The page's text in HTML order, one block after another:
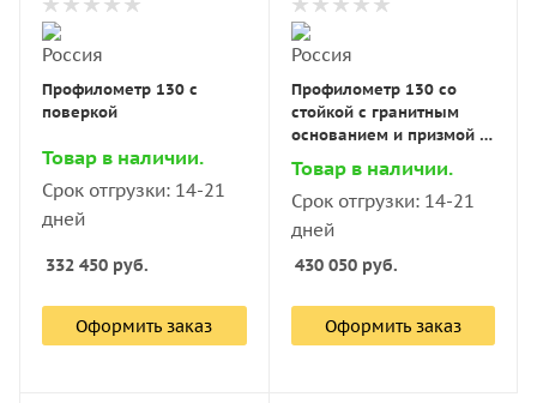
Профилометр 130 с
поверкой
Товар в наличии.
Срок отгрузки: 14-21
дней
332 450 руб.
Оформить заказ
Профилометр 130 со
стойкой с гранитным
основанием и призмой с
поверкой
Товар в наличии.
Срок отгрузки: 14-21
дней
430 050руб.
Оформить заказ